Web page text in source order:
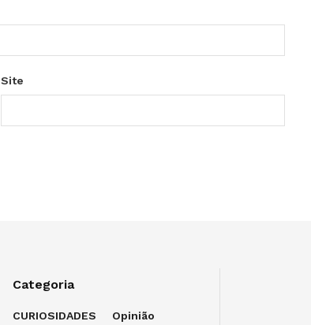
Site
Categoria
CURIOSIDADES
Opinião